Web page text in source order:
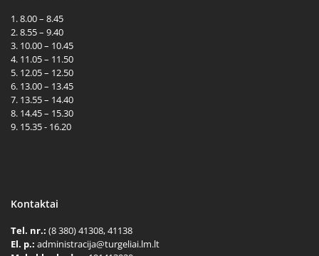
1. 8.00 – 8.45
2. 8.55 – 9.40
3. 10.00 – 10.45
4. 11.05 – 11.50
5. 12.05 – 12.50
6. 13.00 – 13.45
7. 13.55 – 14.40
8. 14.45 – 15.30
9. 15.35 - 16.20
Kontaktai
Tel. nr.: (8 380) 41308, 41138
El. p.: administracija@turgeliai.lm.lt